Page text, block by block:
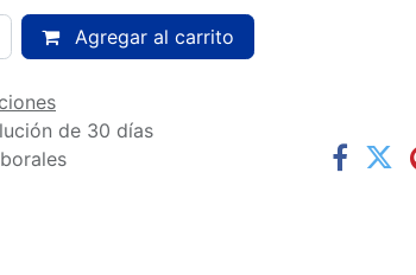
Agregar al carrito
de 30 días